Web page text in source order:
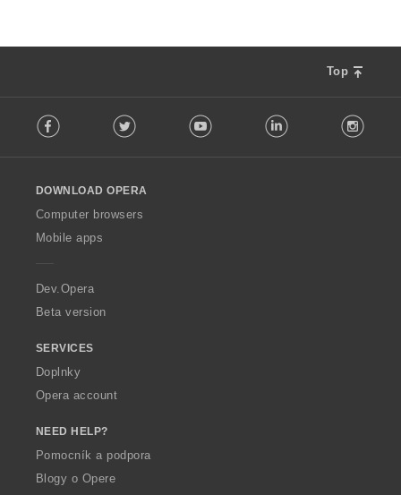
Top
o
w
O
p
a
Facebook Twitter Youtube LinkedIn
DOWNLOAD OPERA
Computer browsers
Mobile apps
Dev.Opera
Beta version
SERVICES
Doplnky
Opera account
NEED HELP?
Pomocník a podpora
Blogy o Opere